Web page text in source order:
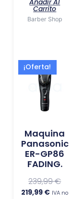
Carrito
Barber Shop
¡Oferta!
Maquina
Panasonic
ER-GP86
FADING.
239,99€
219,99 €
El
precio
actual
IVA no